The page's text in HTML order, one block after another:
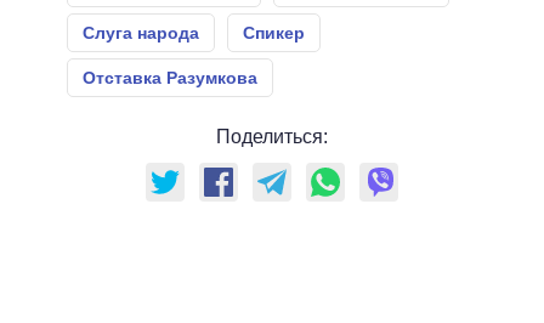
Слуга народа Спикер
Отставка Разумкова
Поделиться: